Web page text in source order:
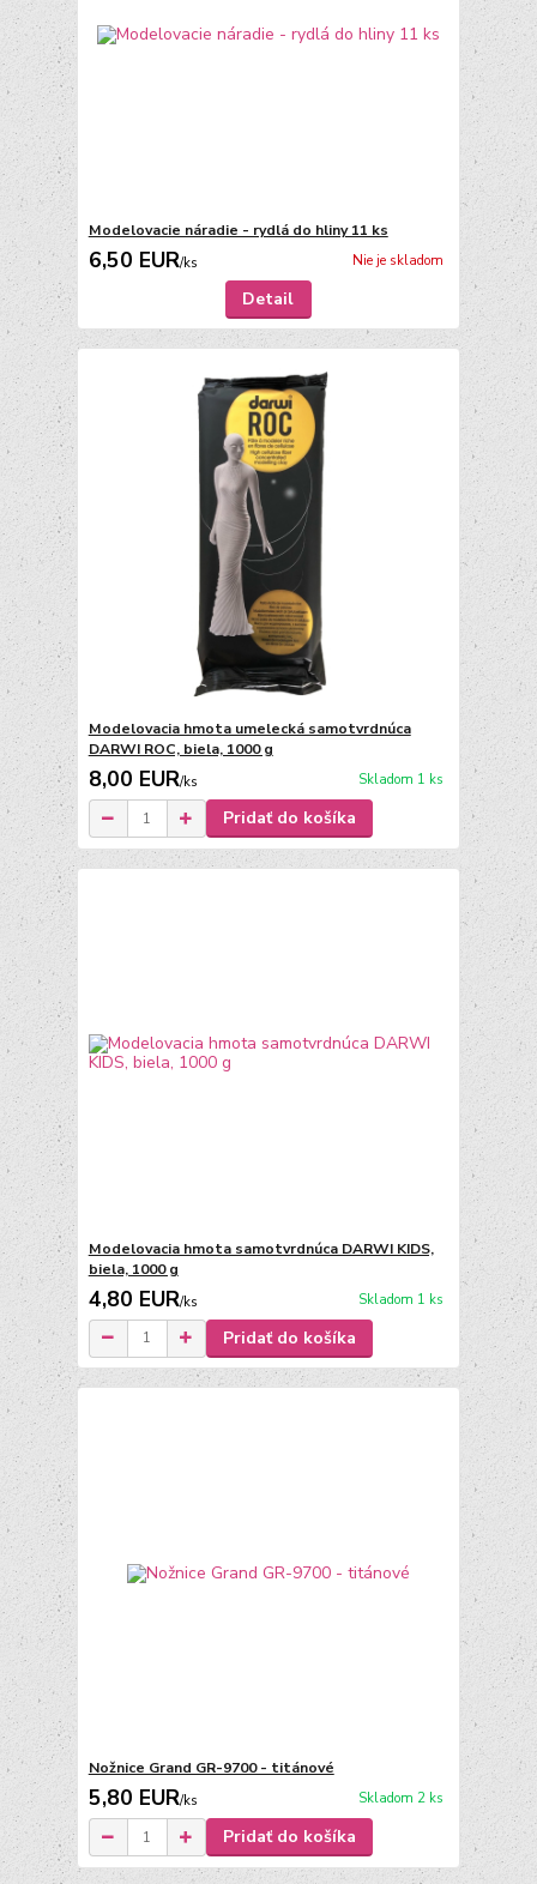
Modelovacie náradie - rydlá do hliny 11 ks
6,50 EUR/ks Nie je skladom
Detail
Modelovacia hmota umelecká samotvrdnúca
DARWI ROC, biela, 1000 g
8,00 EUR/ks Skladom 1 ks
Pridať do košíka
Modelovacia hmota samotvrdnúca DARWI KIDS,
biela, 1000 g
4,80 EUR/ks Skladom 1 ks
Pridať do košíka
Nožnice Grand GR-9700 - titánové
5,80 EUR/ks Skladom 2 ks
Pridať do košíka